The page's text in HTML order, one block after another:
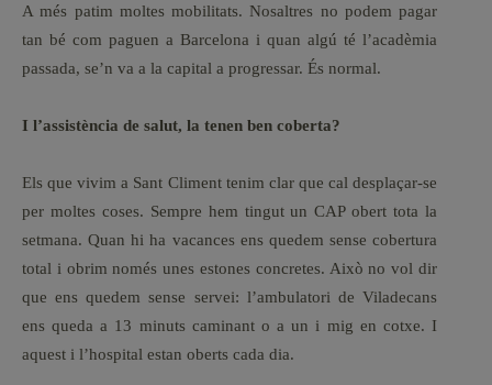
A més patim moltes mobilitats. Nosaltres no podem pagar
tan bé com paguen a Barcelona i quan algú té l’acadèmia
passada, se’n va a la capital a progressar. És normal.
I l’assistència de salut, la tenen ben coberta?
Els que vivim a Sant Climent tenim clar que cal desplaçar-se
per moltes coses. Sempre hem tingut un CAP obert tota la
setmana. Quan hi ha vacances ens quedem sense cobertura
total i obrim només unes estones concretes. Això no vol dir
que ens quedem sense servei: l’ambulatori de Viladecans
ens queda a 13 minuts caminant o a un i mig en cotxe. I
aquest i l’hospital estan oberts cada dia.